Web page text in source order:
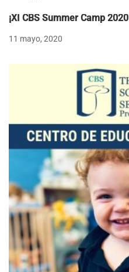
¡XI CBS Summer Camp
11 mayo, 2020